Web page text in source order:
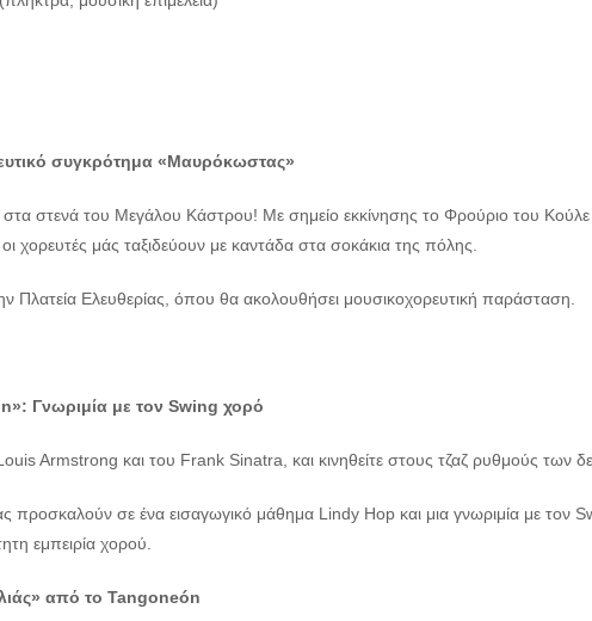
συγκρότημα «Μαυρόκωστας»
στενά του Μεγάλου Κάστρου! Με σημείο εκκίνησης το Φρούριο του Κούλε
οι χορευτές μάς ταξιδεύουν με καντάδα στα σοκάκια της πόλης.
Πλατεία Ελευθερίας, όπου θα ακολουθήσει μουσικοχορευτική παράσταση.
»: Γνωριμία με τον Swing χορό
Armstrong και του Frank Sinatra, και κινηθείτε στους τζαζ ρυθμούς των
προσκαλούν σε ένα εισαγωγικό μάθημα Lindy Hop και μια γνωριμία με τον
εμπειρία χορού.
από το Tangoneón